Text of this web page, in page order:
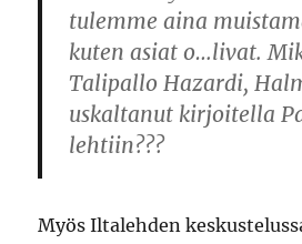
tulemme aina
kuten asiat o…livat.
Talipallo Hazardi,
uskaltanut kirjoitella
lehtiin???
Myös Iltalehden